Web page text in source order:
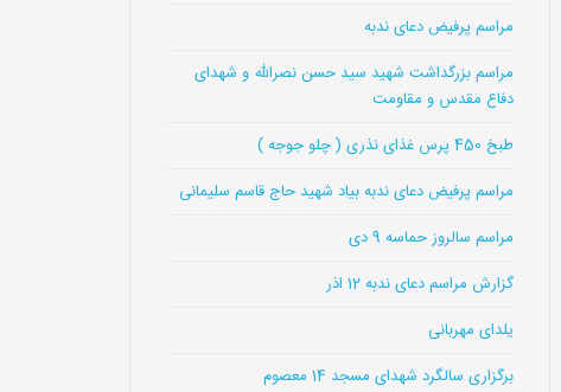
مراسم پرفیض دعای ندبه
مراسم بزرگداشت شهید سید حسن نصرالله و شهدای
دفاع مقدس و مقاومت
طبخ 450 پرس غذای نذری ( چلو جوجه )
مراسم پرفیض دعای ندبه بیاد شهید حاج قاسم سلیمانی
مراسم سالروز حماسه 9 دی
گزارش مراسم دعای ندبه 12 اذر
یلدای مهربانی
برگزاری سالگرد شهدای مسجد 14 معصوم